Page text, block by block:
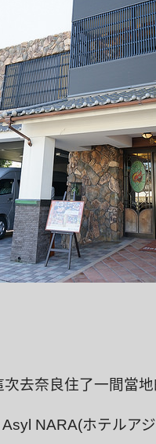
次去奈良住了一間當地
NARA(ホテルア